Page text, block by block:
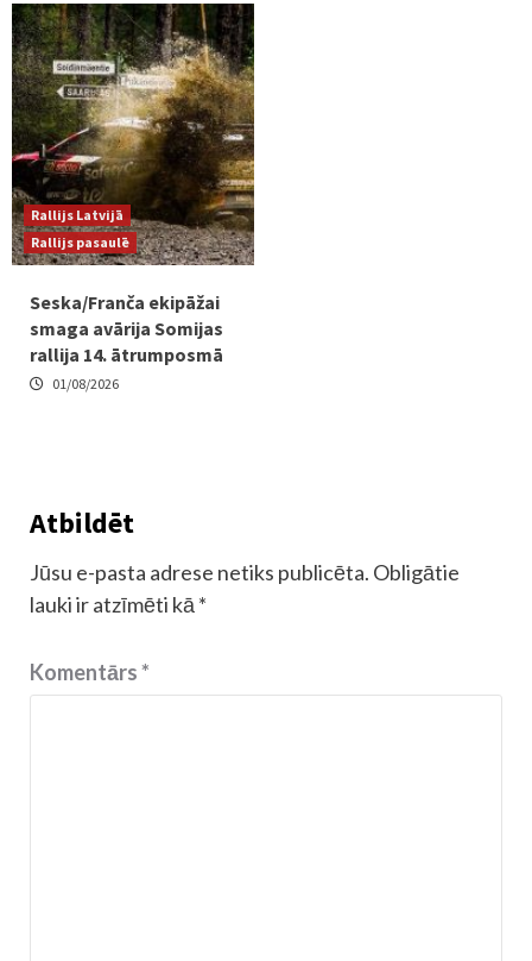
Rallijs Latvijā
Rallijs pasaulē
Seska/Franča ekipāžai
smaga avārija Somijas
rallija 14. ātrumposmā
01/08/2026
Atbildēt
Jūsu e-pasta adrese netiks publicēta. Obligātie
lauki ir atzīmēti kā *
Komentārs*